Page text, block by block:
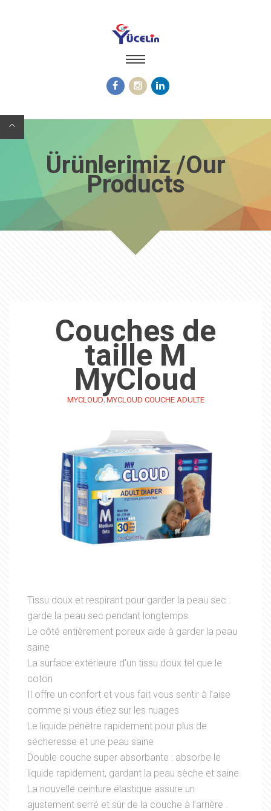
Ürünlerimiz /Our
Products
Couches de
taille M
MyCloud
MYCLOUD,MYCLOUD COUCHE ADULTE
Tissu doux et respirant pour garder la peau sec :
garde la peau sec pendant longtemps.
Le côté entièrement poreux aide à garder la peau
saine
La surface extérieure d’un tissu doux tel que le
coton
Il offre un confort et vous fait vous sentir à l’aise
comme si vous étiez sur les nuages
Le liquide pénètre rapidement pour plus de
sécheresse et une peau saine
Double couche super absorbante : absorbe le
liquide rapidement, gardant la peau sèche et saine.
La nouvelle ceinture élastique assure un
ajustement serré et sûr de la couche à l’arrière .